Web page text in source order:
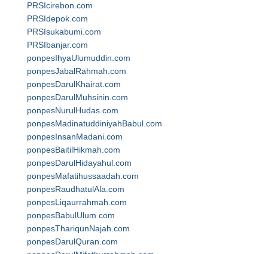
PRSIcirebon.com
PRSIdepok.com
PRSIsukabumi.com
PRSIbanjar.com
ponpesIhyaUlumuddin.com
ponpesJabalRahmah.com
ponpesDarulKhairat.com
ponpesDarulMuhsinin.com
ponpesNurulHudas.com
ponpesMadinatuddiniyahBabul.com
ponpesInsanMadani.com
ponpesBaitilHikmah.com
ponpesDarulHidayahul.com
ponpesMafatihussaadah.com
ponpesRaudhatulAla.com
ponpesLiqaurrahmah.com
ponpesBabulUlum.com
ponpesThariqunNajah.com
ponpesDarulQuran.com